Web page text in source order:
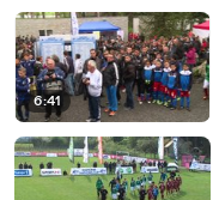
6:41